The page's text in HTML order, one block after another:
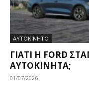
ΑΥΤΟΚΙΝΗΤΟ
ΓΙΑΤΊ Η FORD
ΑΥΤΟΚΊΝΗΤΑ;
01/07/2026